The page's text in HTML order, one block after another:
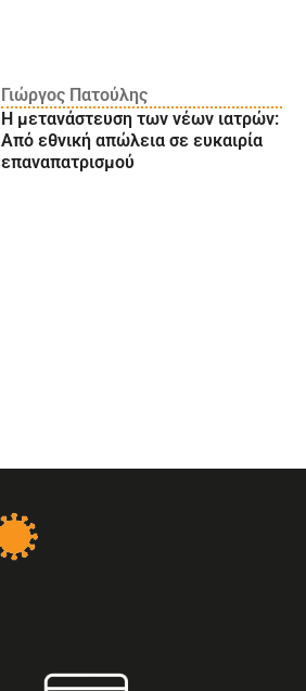
Γιώργος Πατούλης
Η μετανάστευση των νέων ιατρών:
Aπό εθνική απώλεια σε ευκαιρία
επαναπατρισμού